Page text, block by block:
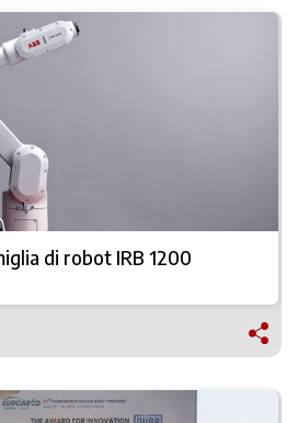
di robot IRB 1200